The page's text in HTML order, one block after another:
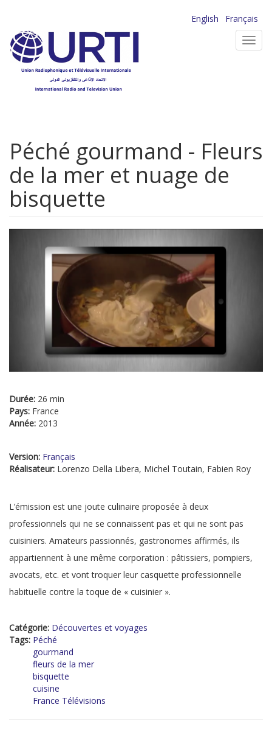
contenu
principal
English
Français
Péché gourmand - Fleurs
de la mer et nuage de
bisquette
Durée: 26 min
Pays: France
Année: 2013
Version: Français
Réalisateur: Lorenzo Della Libera, Michel Toutain, Fabien Roy
L’émission est une joute culinaire proposée à deux
professionnels qui ne se connaissent pas et qui ne sont pas
cuisiniers. Amateurs passionnés, gastronomes affirmés, ils
appartiennent à une même corporation : pâtissiers, pompiers,
avocats, etc. et vont troquer leur casquette professionnelle
habituelle contre la toque de « cuisinier ».
Catégorie: Découvertes et voyages
Tags: Péché
gourmand
fleurs de la mer
bisquette
cuisine
France Télévisions